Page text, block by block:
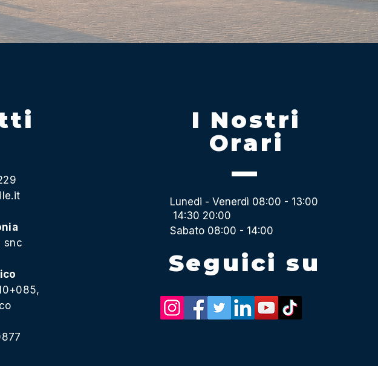
snc
I Nostri
Orari
Lunedi - Venerdì 08:00 - 13:00
14:30 20:00
Sabato 08:00 - 14:00
Seguici su